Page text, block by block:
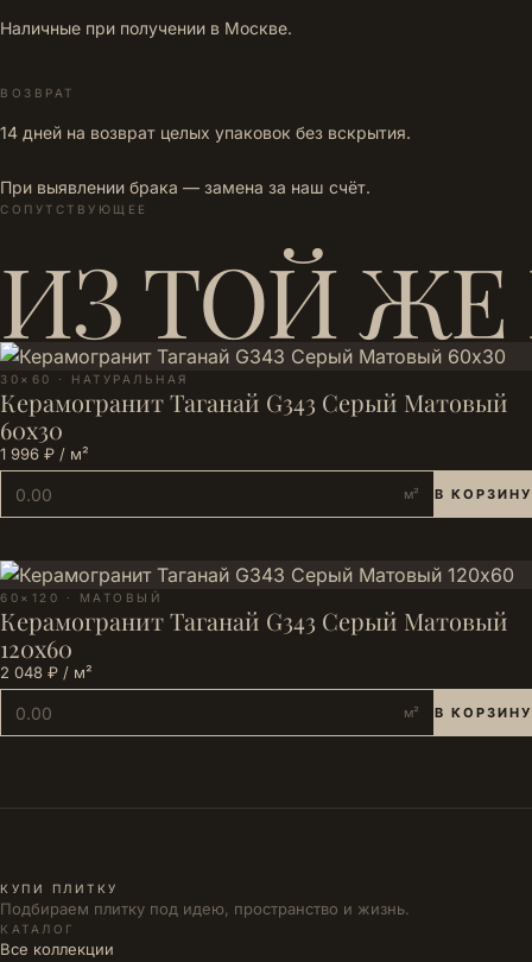
Наличные при получении в Москве.
ВОЗВРАТ
14 дней на возврат целых упаковок без вскрытия.
При выявлении брака — замена за наш счёт.
СОПУТСТВУЮЩЕЕ
ИЗ ТОЙ ЖЕ
30×60 · НАТУРАЛЬНАЯ
Керамогранит Таганай G343 Серый Матовый
60x30
1 996 ₽ / м²
м² В КОРЗИНУ
60×120 · МАТОВЫЙ
Керамогранит Таганай G343 Серый Матовый
120x60
2 048 ₽ / м²
м² В КОРЗИНУ
КУПИ ПЛИТКУ
Подбираем плитку под идею, пространство и жизнь.
КАТАЛОГ
Все коллекции